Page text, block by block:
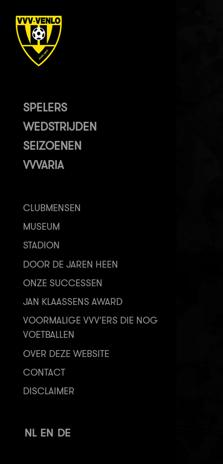
SPELERS
WEDSTRIJDEN
SEIZOENEN
VVVARIA
CLUBMENSEN
MUSEUM
STADION
DOOR DE JAREN HEEN
ONZE SUCCESSEN
JAN KLAASSENS AWARD
VOORMALIGE VVV'ERS DIE NOG
VOETBALLEN
OVER DEZE WEBSITE
CONTACT
DISCLAIMER
NL EN DE